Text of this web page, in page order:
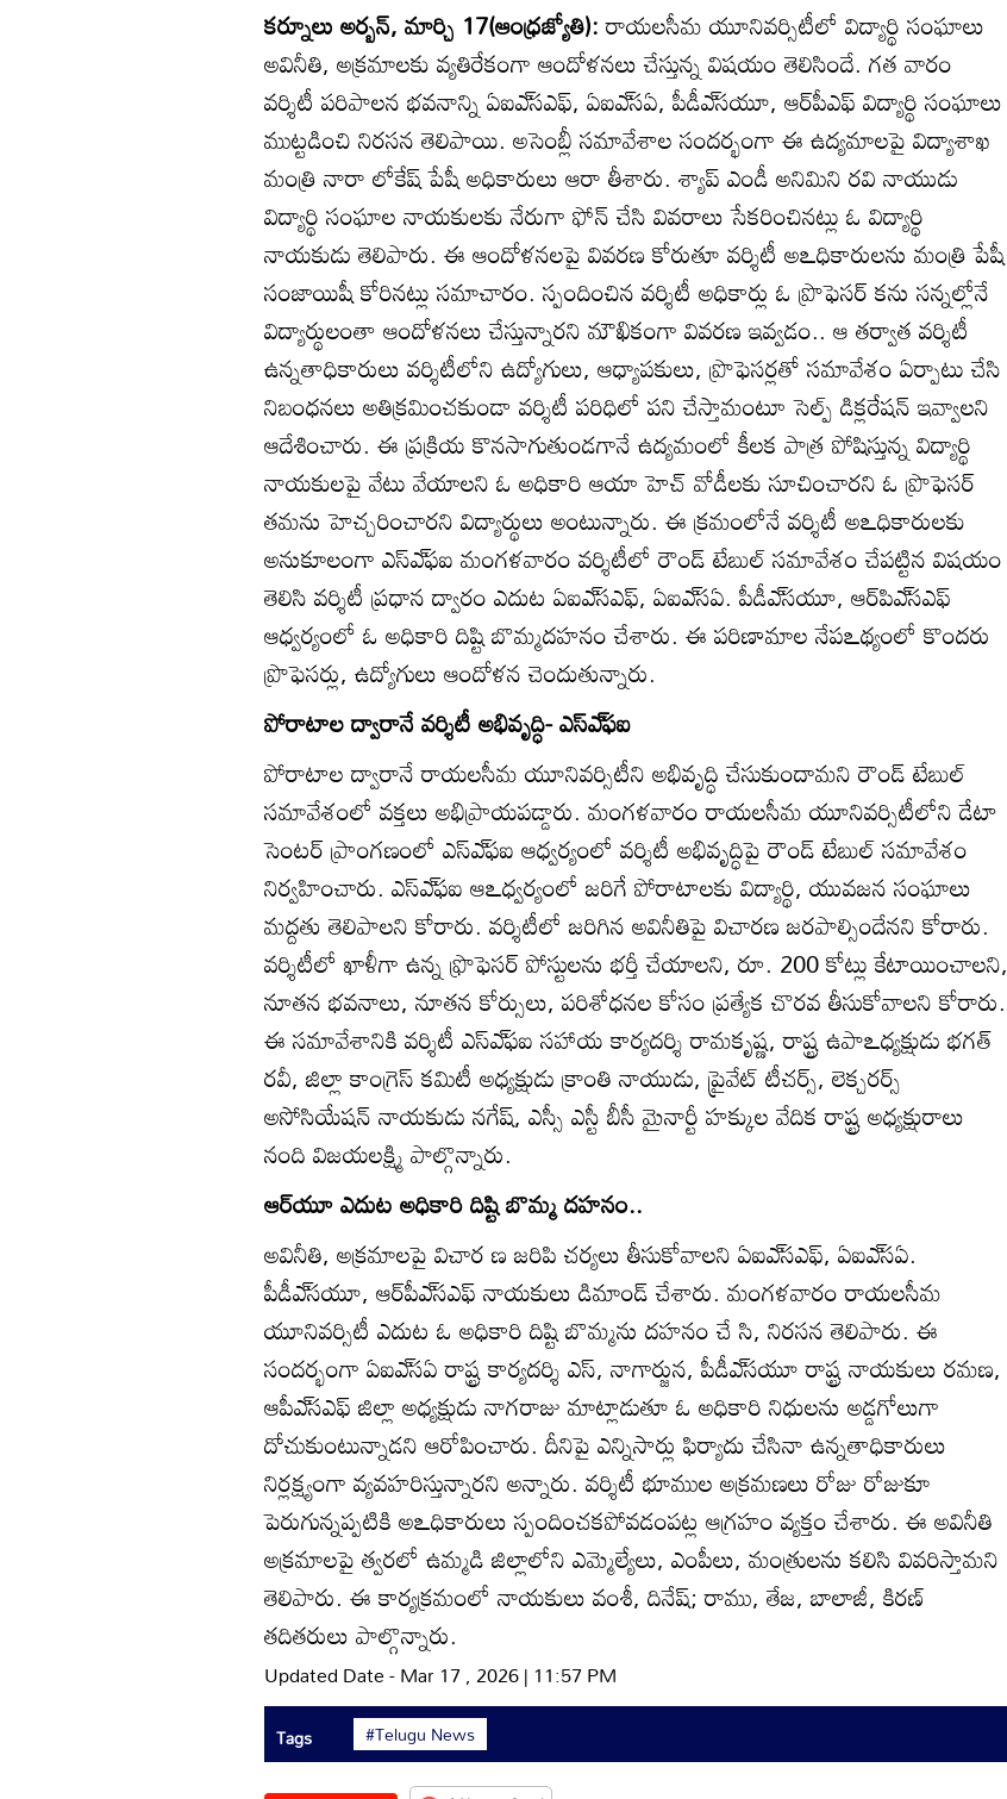
కర్నూలు అర్బన్‌, మార్చి 17(ఆంధ్రజ్యోతి):రాయలసీమ యూనివర్సిటీలో విద్యార్థి సంఘాలు
అవినీతి, అక్రమాలకు వ్యతిరేకంగా ఆందోళనలు చేస్తున్న విషయం తెలిసిందే. గత వారం
వర్శిటీ పరిపాలన భవనాన్ని ఏఐఎ్‌సఎఫ్‌, ఏఐఎ్‌సఏ, పీడీఎ్‌సయూ, ఆర్‌పీఎఫ్‌ విద్యార్థి సంఘాలు
ముట్టడించి నిరసన తెలిపాయి. అసెంబ్లీ సమావేశాల సందర్భంగా ఈ ఉద్యమాలపై విద్యాశాఖ
మంత్రి నారా లోకేష్‌ పేషీ అధికారులు ఆరా తీశారు. శ్యాప్‌ ఎండీ అనిమిని రవి నాయుడు
విద్యార్థి సంఘాల నాయకులకు నేరుగా ఫోన్‌ చేసి వివరాలు సేకరించినట్లు ఓ విద్యార్థి
నాయకుడు తెలిపారు. ఈ ఆందోళనలపై వివరణ కోరుతూ వర్శిటీ అఽధికారులను మంత్రి పేషీ
సంజాయిషీ కోరినట్లు సమాచారం. స్పందించిన వర్శిటీ అధికార్లు ఓ ప్రొఫెసర్‌ కను సన్నల్లోనే
విద్యార్థులంతా ఆందోళనలు చేస్తున్నారని మౌఖికంగా వివరణ ఇవ్వడం.. ఆ తర్వాత వర్శిటీ
ఉన్నతాధికారులు వర్శిటీలోని ఉద్యోగులు, ఆధ్యాపకులు, ప్రొఫెసర్లతో సమావేశం ఏర్పాటు చేసి
నిబంధనలు అతిక్రమించకుండా వర్శిటీ పరిధిలో పని చేస్తామంటూ సెల్ప్‌ డిక్లరేషన్‌ ఇవ్వాలని
ఆదేశించారు. ఈ ప్రక్రియ కొనసాగుతుండగానే ఉద్యమంలో కీలక పాత్ర పోషిస్తున్న విద్యార్థి
నాయకులపై వేటు వేయాలని ఓ అధికారి ఆయా హెచ్‌ వోడీలకు సూచించారని ఓ ప్రొఫెసర్‌
తమను హెచ్చరించారని విద్యార్థులు అంటున్నారు. ఈ క్రమంలోనే వర్శిటీ అఽధికారులకు
అనుకూలంగా ఎస్‌ఎ్‌ఫఐ మంగళవారం వర్శిటీలో రౌండ్‌ టేబుల్‌ సమావేశం చేపట్టిన విషయం
తెలిసి వర్శిటీ ప్రధాన ద్వారం ఎదుట ఏఐఎ్‌సఎఫ్‌, ఏఐఎ్‌సఏ. పీడీఎ్‌సయూ, ఆర్‌పిఎ్‌సఎఫ్‌
ఆధ్వర్యంలో ఓ అధికారి దిష్టి బొమ్మదహనం చేశారు. ఈ పరిణామాల నేపఽథ్యంలో కొందరు
ప్రొఫెసర్లు, ఉద్యోగులు ఆందోళన చెందుతున్నారు.
పోరాటాల ద్వారానే వర్శిటీ అభివృద్ధి- ఎస్‌ఎ్‌ఫఐ
పోరాటాల ద్వారానే రాయలసీమ యూనివర్సిటీని అభివృద్ధి చేసుకుందామని రౌండ్‌ టేబుల్‌
సమావేశంలో వక్తలు అభిప్రాయపడ్డారు. మంగళవారం రాయలసీమ యూనివర్సిటీలోని డేటా
సెంటర్‌ ప్రాంగణంలో ఎస్‌ఎ్‌ఫఐ ఆధ్వర్యంలో వర్శిటీ అభివృద్ధిపై రౌండ్‌ టేబుల్‌ సమావేశం
నిర్వహించారు. ఎస్‌ఎ్‌ఫఐ ఆఽధ్వర్యంలో జరిగే పోరాటాలకు విద్యార్థి, యువజన సంఘాలు
మద్దతు తెలిపాలని కోరారు. వర్శిటీలో జరిగిన అవినీతిపై విచారణ జరపాల్సిందేనని కోరారు.
వర్శిటీలో ఖాళీగా ఉన్న ఫ్రొఫెసర్‌ పోస్టులను భర్తీ చేయాలని, రూ. 200 కోట్లు కేటాయించాలని,
నూతన భవనాలు, నూతన కోర్సులు, పరిశోధనల కోసం ప్రత్యేక చొరవ తీసుకోవాలని కోరారు.
ఈ సమావేశానికి వర్శిటీ ఎస్‌ఎ్‌ఫఐ సహాయ కార్యదర్శి రామకృష్ణ, రాష్ట్ర ఉపాఽధ్యక్షుడు భగత్‌
రవీ, జిల్లా కాంగ్రెస్‌ కమిటీ అధ్యక్షుడు క్రాంతి నాయుడు, ప్రైవేట్‌ టీచర్స్‌, లెక్చరర్స్‌
అసోసియేషన్‌ నాయకుడు నగేష్‌, ఎస్సీ ఎస్టీ బీసీ మైనార్టీ హక్కుల వేదిక రాష్ట్ర అధ్యక్షురాలు
నంది విజయలక్ష్మి పాల్గొన్నారు.
ఆర్‌యూ ఎదుట అధికారి దిష్టి బొమ్మ దహనం..
అవినీతి, అక్రమాలపై విచార ణ జరిపి చర్యలు తీసుకోవాలని ఏఐఎ్‌సఎఫ్‌, ఏఐఎ్‌సఏ.
పీడీఎ్‌సయూ, ఆర్‌పీఎ్‌సఎఫ్‌ నాయకులు డిమాండ్‌ చేశారు. మంగళవారం రాయలసీమ
యూనివర్సిటీ ఎదుట ఓ అధికారి దిష్టి బొమ్మను దహనం చే సి, నిరసన తెలిపారు. ఈ
సందర్భంగా ఏఐఎ్‌సఏ రాష్ట్ర కార్యదర్శి ఎస్‌, నాగార్జున, పీడీఎ్‌సయూ రాష్ట్ర నాయకులు రమణ,
ఆపీఎ్‌సఎఫ్‌ జిల్లా అధ్యక్షుడు నాగరాజు మాట్లాడుతూ ఓ అధికారి నిధులను అడ్డగోలుగా
దోచుకుంటున్నాడని ఆరోపించారు. దీనిపై ఎన్నిసార్లు ఫిర్యాదు చేసినా ఉన్నతాధికారులు
నిర్లక్ష్యంగా వ్యవహరిస్తున్నారని అన్నారు. వర్శిటీ భూముల అక్రమణలు రోజు రోజుకూ
పెరుగున్నప్పటికి అఽధికారులు స్పందించకపోవడంపట్ల ఆగ్రహం వ్యక్తం చేశారు. ఈ అవినీతి
అక్రమాలపై త్వరలో ఉమ్మడి జిల్లాలోని ఎమ్మెల్యేలు, ఎంపీలు, మంత్రులను కలిసి వివరిస్తామని
తెలిపారు. ఈ కార్యక్రమంలో నాయకులు వంశీ, దినేష్‌; రాము, తేజ, బాలాజీ, కిరణ్‌
తదితరులు పాల్గొన్నారు.
Updated Date - Mar 17 , 2026 | 11:57 PM
Tags #Telugu News